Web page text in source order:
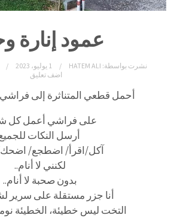
عمود إنارة
نشرت بواسطة: HATEM ALI 1 يوليو، 2023
اضف تعليق
أحمل قطعي المتناثرة إلى فراشي
على فراشي أعمل كل
أرسل النكات
آكل/اقرأ/ اضطجع/
لكنني لا أنام..
بدون صحبة لا أنام..
أنا جزر مستقلة على سرير
التخت ليس خطيئة، الخطيئة